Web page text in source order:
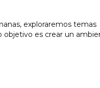
exploraremos temas
objetivo es crear un